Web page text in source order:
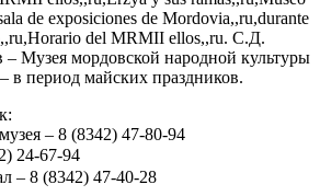
de exposiciones de Mordovia,,ru,durante
del MRMII ellos,,ru. С.Д.
– Музея мордовской народной культуры
в период майских праздников.
– 8 (8342) 47-80-94
24-67-94
– 8 (8342) 47-40-28